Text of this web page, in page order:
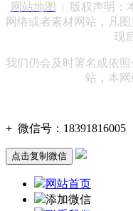
网站地图
| 版权声明：
网络或者素材网站，凡
现
我们仍会及时署名或依
站，本网
+ 微信号： 18391816005
点击复制微信
网站首页
添加微信